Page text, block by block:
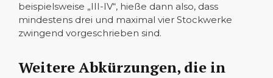
beispielsweise „III-IV“, hieße dann also, dass
mindestens drei und maximal vier Stockwerke
zwingend vorgeschrieben sind.
Weitere Abkürzungen, die in